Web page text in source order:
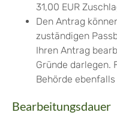
31,00 EUR
Den Antrag
zuständigen
Ihren Antrag
Gründe darlegen.
Behörde
Bearbeitungsdauer